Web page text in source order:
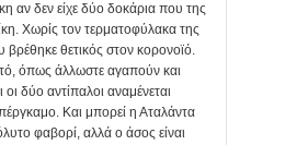
αν δεν είχε δύο δοκάρια που της
Χωρίς τον τερματοφύλακα της
βρέθηκε θετικός στον κορονοϊό.
όπως άλλωστε αγαπούν και
οι δύο αντίπαλοι αναμένεται
Και μπορεί η Αταλάντα
φαβορί, αλλά ο άσος είναι